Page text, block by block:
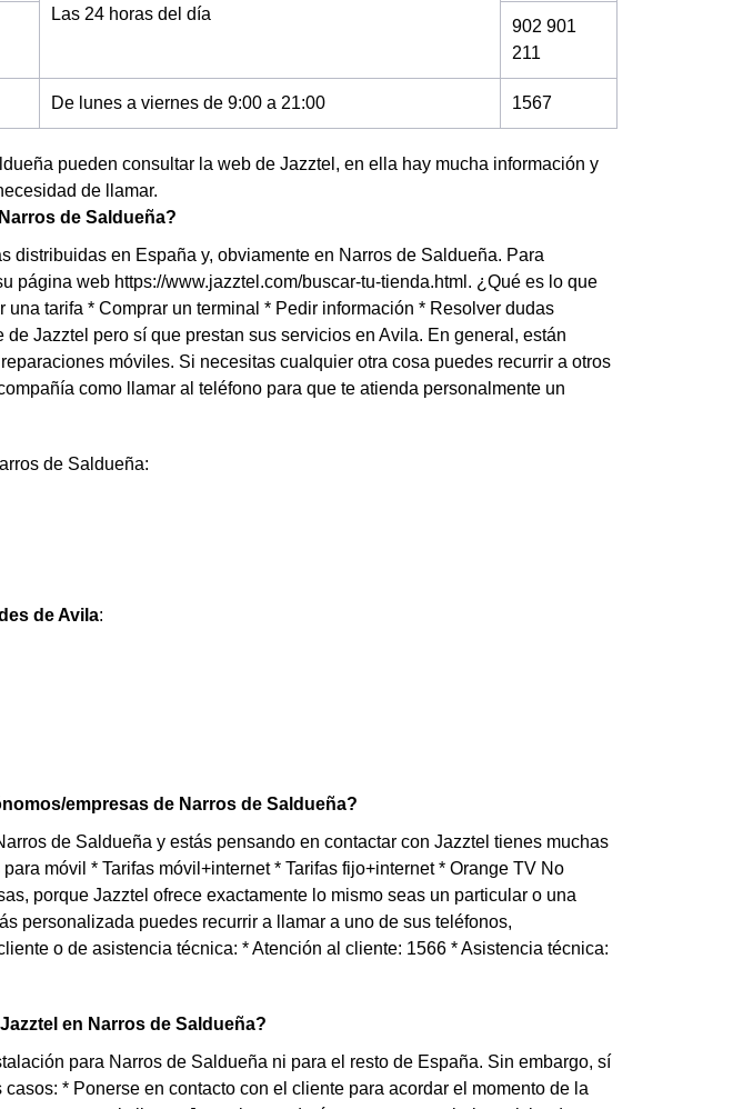
Las 24 horas del día
902 901
211
De lunes a viernes de 9:00 a 21:00 1567
pueden consultar la web de Jazztel, en ella hay mucha información y
de llamar.
de Saldueña?
distribuidas en España y, obviamente en Narros de Saldueña. Para
página web https://www.jazztel.com/buscar-tu-tienda.html. ¿Qué es lo que
tarifa * Comprar un terminal * Pedir información * Resolver dudas
Jazztel pero sí que prestan sus servicios en Avila. En general, están
móviles. Si necesitas cualquier otra cosa puedes recurrir a otros
como llamar al teléfono para que te atienda personalmente un
de Saldueña:
de Avila:
empresas de Narros de Saldueña?
de Saldueña y estás pensando en contactar con Jazztel tienes muchas
móvil * Tarifas móvil+internet * Tarifas fijo+internet * Orange TV No
porque Jazztel ofrece exactamente lo mismo seas un particular o una
personalizada puedes recurrir a llamar a uno de sus teléfonos,
o de asistencia técnica: * Atención al cliente: 1566 * Asistencia técnica:
en Narros de Saldueña?
para Narros de Saldueña ni para el resto de España. Sin embargo, sí
* Ponerse en contacto con el cliente para acordar el momento de la